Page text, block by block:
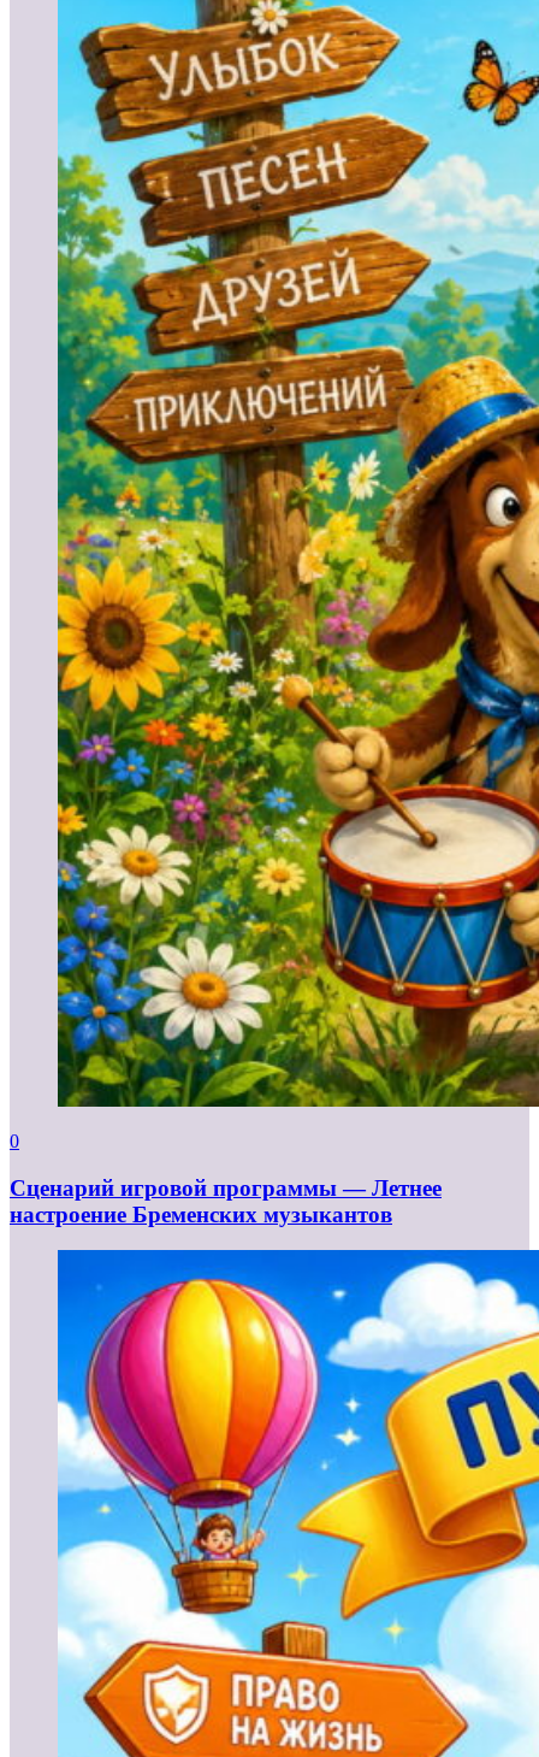
0
Сценарий игровой программы — Летнее
настроение Бременских музыкантов